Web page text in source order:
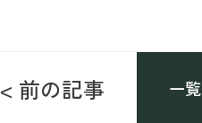
< 前の記事 一